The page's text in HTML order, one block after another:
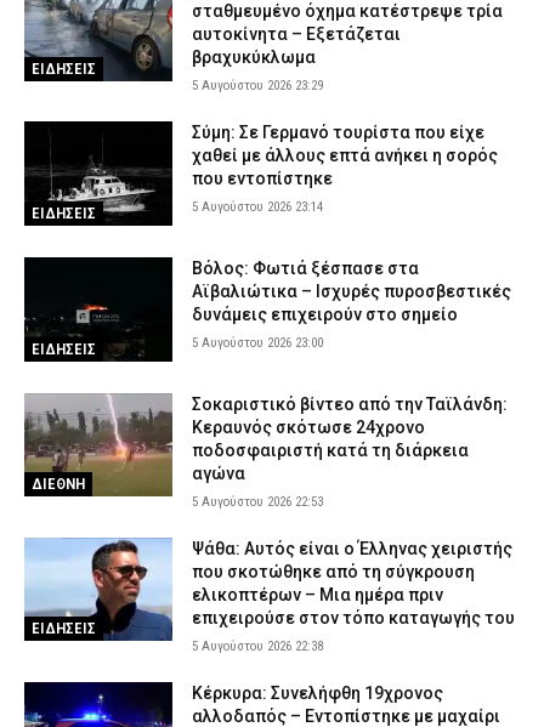
ΕΙΔΗΣΕΙΣ
σταθμευμένο όχημα κατέστρεψε τρία
αυτοκίνητα – Εξετάζεται
βραχυκύκλωμα
5 Αυγούστου 2026 23:29
ΕΙΔΗΣΕΙΣ
Σύμη: Σε Γερμανό τουρίστα που είχε
χαθεί με άλλους επτά ανήκει η σορός
που εντοπίστηκε
5 Αυγούστου 2026 23:14
ΕΙΔΗΣΕΙΣ
Βόλος: Φωτιά ξέσπασε στα
Αϊβαλιώτικα – Ισχυρές πυροσβεστικές
δυνάμεις επιχειρούν στο σημείο
5 Αυγούστου 2026 23:00
ΔΙΕΘΝΗ
Σοκαριστικό βίντεο από την Ταϊλάνδη:
Κεραυνός σκότωσε 24χρονο
ποδοσφαιριστή κατά τη διάρκεια
αγώνα
5 Αυγούστου 2026 22:53
ΕΙΔΗΣΕΙΣ
Ψάθα: Αυτός είναι ο Έλληνας χειριστής
που σκοτώθηκε από τη σύγκρουση
ελικοπτέρων – Μια ημέρα πριν
επιχειρούσε στον τόπο καταγωγής του
5 Αυγούστου 2026 22:38
Κέρκυρα: Συνελήφθη 19χρονος
αλλοδαπός – Εντοπίστηκε με μαχαίρι